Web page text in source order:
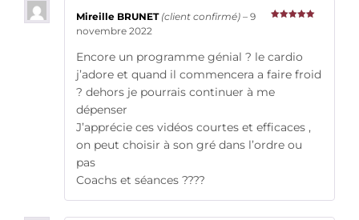
Mireille BRUNET (client confirmé) – 9
novembre 2022
Encore un programme génial ? le cardio
j’adore et quand il commencera a faire froid
? dehors je pourrais continuer à me
dépenser
J’apprécie ces vidéos courtes et efficaces ,
on peut choisir à son gré dans l’ordre ou
pas
Coachs et séances ????